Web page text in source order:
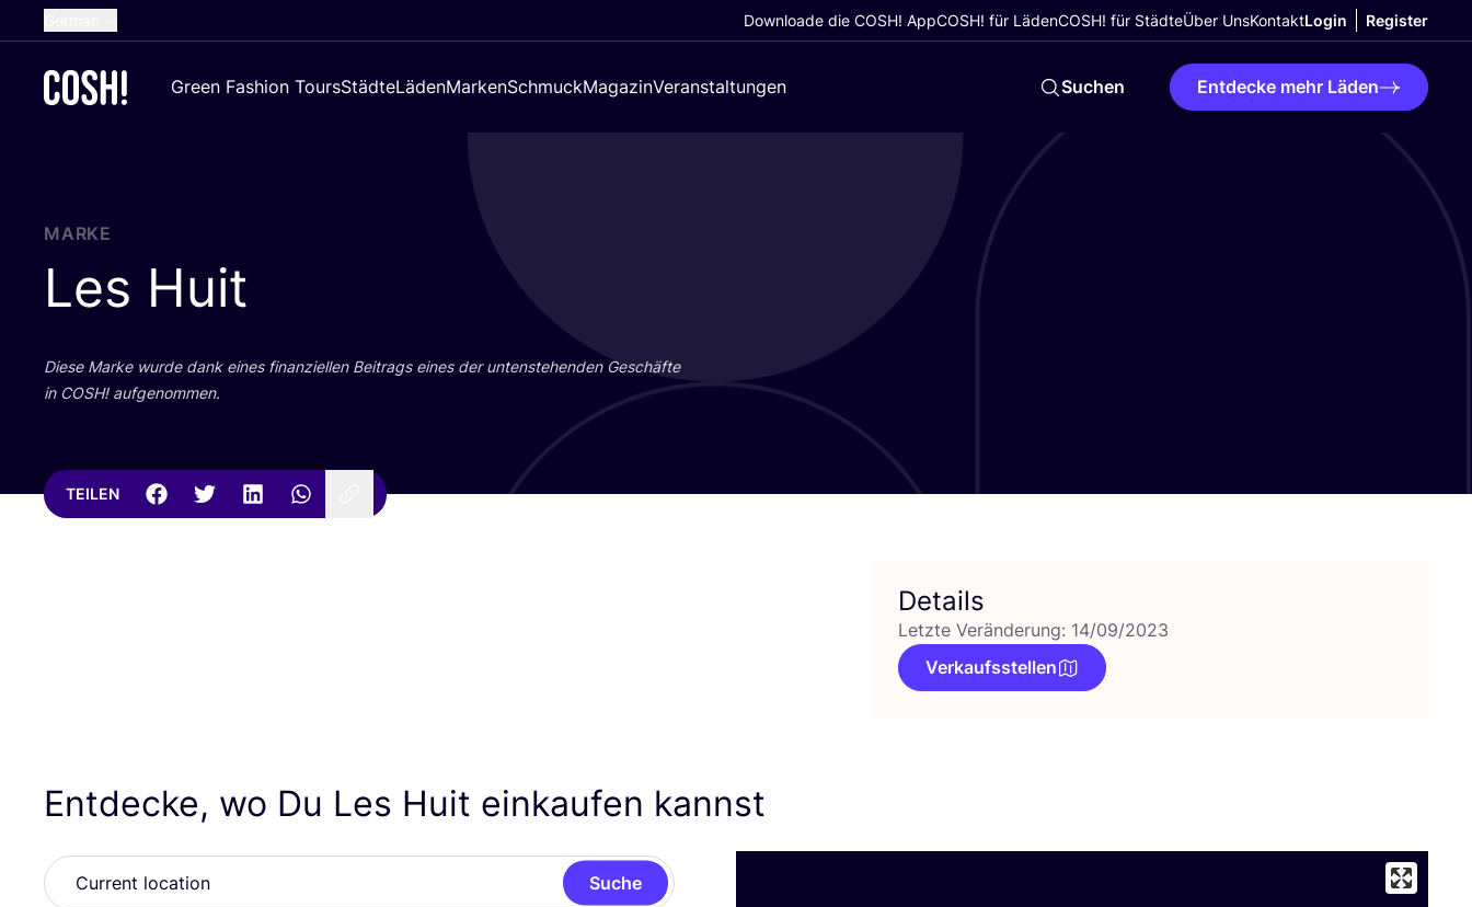
Dutch
Croatian
Downloade die COSH! AppCOSH! für LädenCOSH! für StädteÜber UnsKontaktLogin Register
Green Fashion ToursStädteLädenMarkenSchmuckMagazinVeranstaltungen Suchen Entdecke mehr Läden
MARKE
Les Huit
Die­se Mar­ke wur­de dank eines finan­zi­el­len Bei­trags eines der unten­ste­hen­den Geschäf­te
in COSH! aufgenommen.
TEILEN
Details
Letzte Veränderung: 14/09/2023
Verkaufsstellen
Entdecke, wo Du Les Huit einkaufen kannst
Suche